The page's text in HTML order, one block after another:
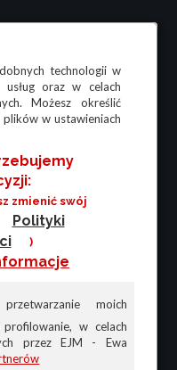
technologii w
usług oraz w celach
Możesz określić
w ustawieniach
zmienić swój
Polityki
)
moich
w celach
przez EJM - Ewa